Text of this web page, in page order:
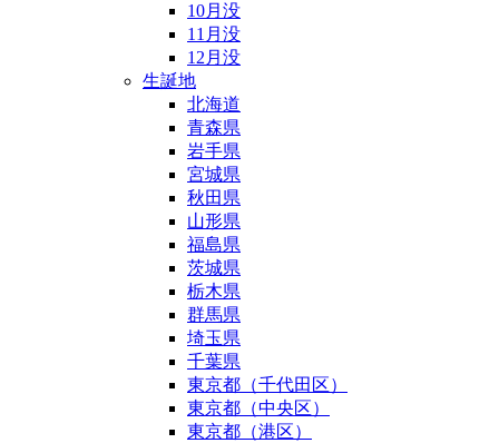
10月没
11月没
12月没
生誕地
北海道
青森県
岩手県
宮城県
秋田県
山形県
福島県
茨城県
栃木県
群馬県
埼玉県
千葉県
東京都（千代田区）
東京都（中央区）
東京都（港区）